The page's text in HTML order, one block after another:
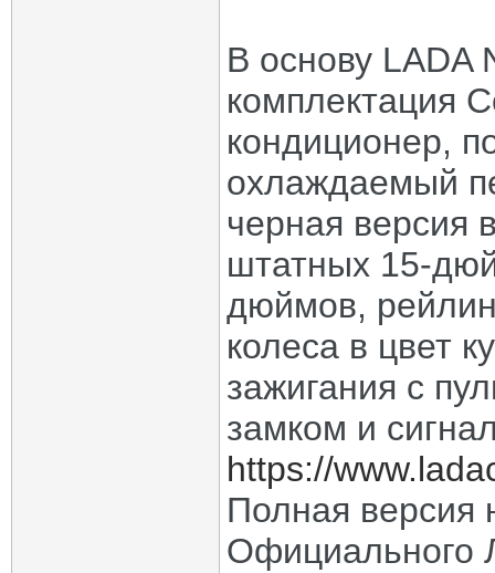
В основу LADA
комплектация
кондиционер,
охлаждаемый
черная версия
штатных 15-
дюймов,
колеса в цвет
зажигания с
замком и
https://
Полная версия
Официального